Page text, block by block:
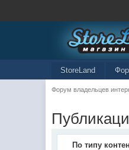
StoreLand
Форум владельцев
По типу